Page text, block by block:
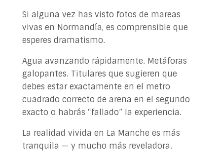
Si alguna vez has visto fotos de mareas
vivas en Normandía, es comprensible que
esperes dramatismo.
Agua avanzando rápidamente. Metáforas
galopantes. Titulares que sugieren que
debes estar exactamente en el metro
cuadrado correcto de arena en el segundo
exacto o habrás “fallado” la experiencia.
La realidad vivida en La Manche es más
tranquila — y mucho más reveladora.